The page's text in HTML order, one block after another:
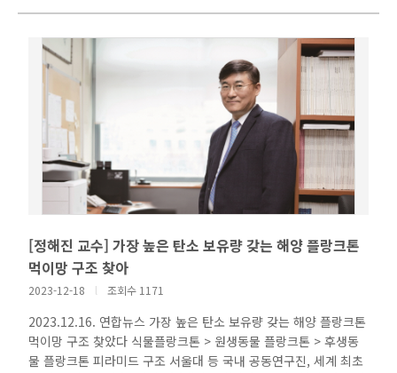
[정해진 교수] 가장 높은 탄소 보유량 갖는 해양 플랑크톤
먹이망 구조 찾아
2023-12-18 l 조회수 1171
2023.12.16. 연합뉴스 가장 높은 탄소 보유량 갖는 해양 플랑크톤
먹이망 구조 찾았다 식물플랑크톤 > 원생동물 플랑크톤 > 후생동
물 플랑크톤 피라미드 구조 서울대 등 국내 공동연구진, 세계 최초